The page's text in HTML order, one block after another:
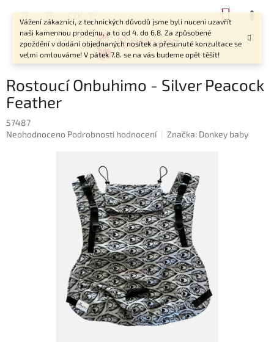
Vážení zákazníci, z technických důvodů jsme byli nuceni uzavřít
naši kamennou prodejnu, a to od 4. do 6.8. Za způsobené
zpoždění v dodání objednaných nosítek a přesunuté konzultace se
velmi omlouváme! V pátek 7.8. se na vás budeme opět těšit!
CZK
Rostoucí Onbuhimo - Silver Peacock
Feather
57487
Průměrné
Neohodnoceno Podrobnosti hodnocení Značka: Donkey baby